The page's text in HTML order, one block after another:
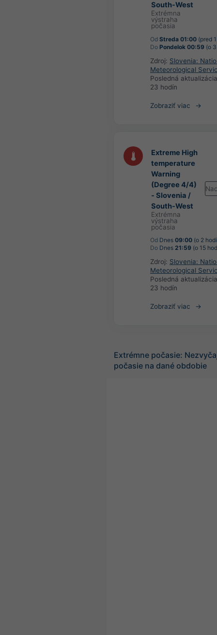
South-West
Extrémna
výstraha
počasia
Od Streda 01:00 (pred
Do Pondelok 00:59 (o
Zdroj: Slovenia:
Meteorological
Posledná
23 hodín
Zobraziť viac
Extreme High
temperature
Warning
(Degree 4/4)
- Slovenia /
South-West
Extrémna
výstraha
počasia
Od Dnes 09:00 (o 2
Do Dnes 21:59 (o 15
Zdroj: Slovenia:
Meteorological
Posledná
23 hodín
Zobraziť viac
Extrémne počasie:
počasie na dané obdobie